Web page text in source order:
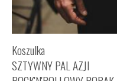
Koszulka
SZTYWNY PAL AZJI